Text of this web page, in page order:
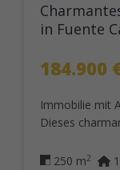
in Fuente
184.900
Immobilie mit
Dieses
250 m2